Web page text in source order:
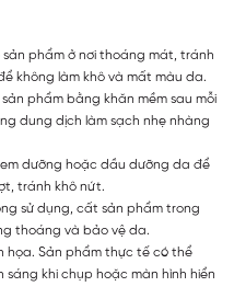
phẩm ở nơi thoáng mát, tránh
không làm khô và mất màu da.
sản phẩm bằng khăn mềm sau mỗi
dung dịch làm sạch nhẹ nhàng
dưỡng hoặc dầu dưỡng da để
tránh khô nứt.
sử dụng, cất sản phẩm trong
thoáng và bảo vệ da.
họa. Sản phẩm thực tế có thể
sáng khi chụp hoặc màn hình hiển